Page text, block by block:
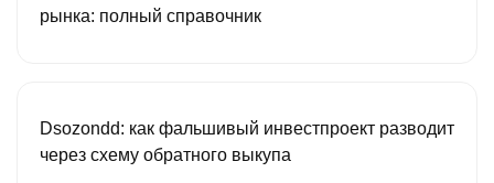
рынка: полный справочник
Dsozondd: как фальшивый инвестпроект разводит
через схему обратного выкупа